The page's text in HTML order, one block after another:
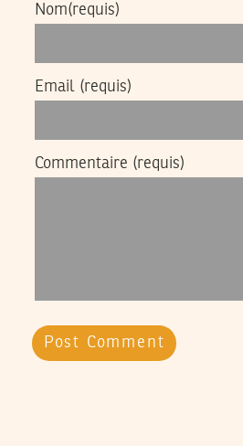
Nom(requis)
Email (requis)
Commentaire (requis)